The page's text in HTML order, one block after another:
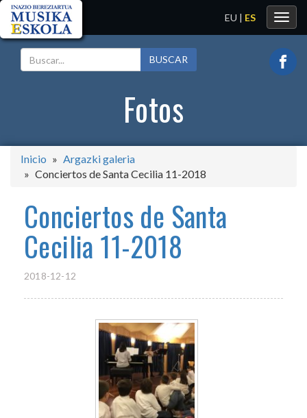
EU | ES
BUSCAR
Fotos
Inicio
Argazki galeria
Conciertos de Santa Cecilia 11-2018
Conciertos de Santa
Cecilia 11-2018
2018-12-12